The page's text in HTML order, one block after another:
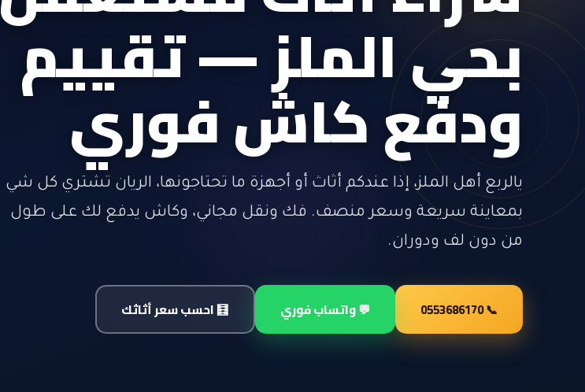
بحي الملز— تقييم
ودفع كاش فوري
يالربع أهل الملز، إذا عندكم أثاث أو أجهزة ما تحتاجونها، الريان تشتري كل شي
بمعاينة سريعة وسعر منصف. فك ونقل مجاني، وكاش يدفع لك على طول
من دون لف ودوران.
📞 0553686170 💬 واتساب فوري 🧮 احسب سعر أثاثك